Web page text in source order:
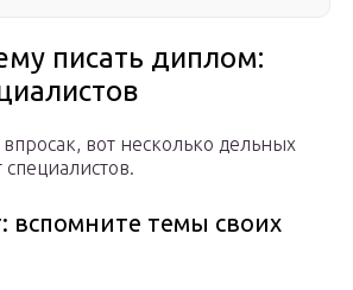
писать диплом:
вот несколько дельных
вспомните темы своих